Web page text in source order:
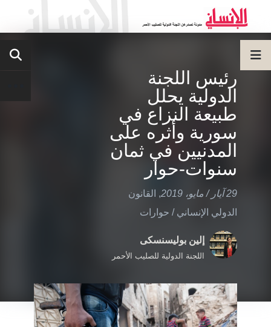
رئيس اللجنة
الدولية يحلل
طبيعة النزاع في
سورية وأثره على
المدنيين في ثمان
سنوات-حوار
29 آيار / مايو، 2019 , القانون
الدولي الإنساني / حوارات
إلين بوليسنسكى
اللجنة الدولية للصليب الأحمر